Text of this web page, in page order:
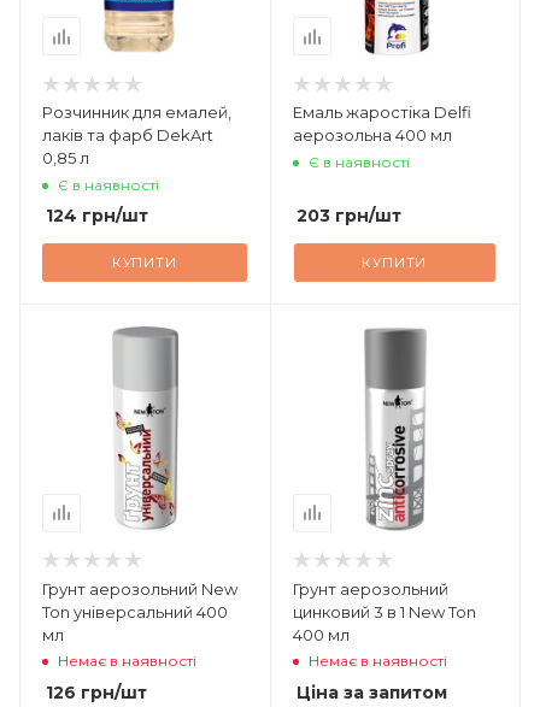
Розчинник для емалей,
лаків та фарб DekArt
0,85 л
Є в наявності
124 грн/шт
КУПИТИ
Емаль жаростіка Delfi
аерозольна 400 мл
Є в наявності
203грн/шт
КУПИТИ
Грунт аерозольний New
Ton універсальний 400
мл
Немає в наявності
126 грн/шт
Грунт аерозольний
цинковий 3 в 1 New Ton
400 мл
Немає в наявності
Ціна за запитом